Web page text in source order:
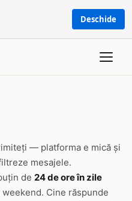
Deschide
— platforma e mică și
mesajele.
de 24 de ore în zile
Cine răspunde